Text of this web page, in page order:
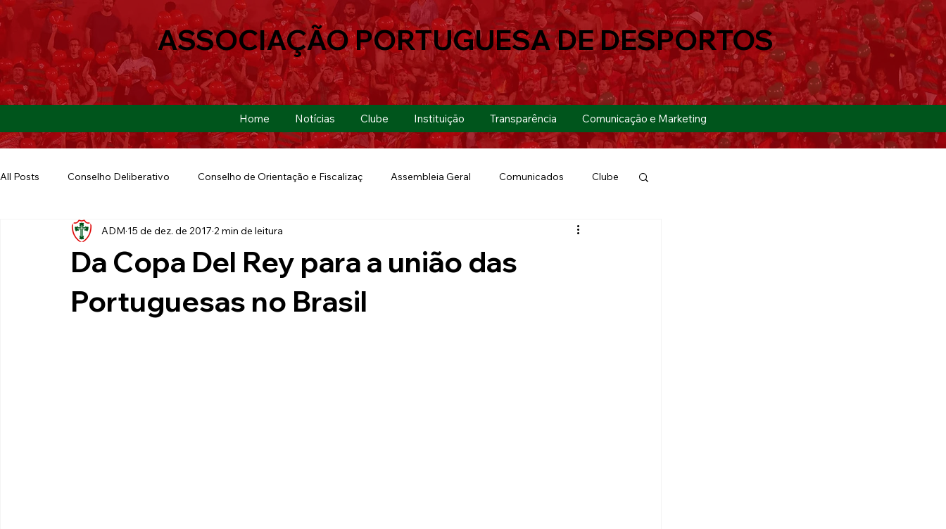
Home Notícias Clube Instituição Transparência Comunicação e Marketing
ASSOCIAÇÃO PORTUGUESA DE DESPORTOS
All Posts Conselho Deliberativo Conselho de Orientação e Fiscalizaç Assembleia Geral Comunicados Clube
Ação Social Futebol Americano Copa São Paulo
Lusa Run 2019
Da Copa Del Rey para a união das
Portuguesas no Brasil
ADM 15 de dez. de 2017 2 min de leitura